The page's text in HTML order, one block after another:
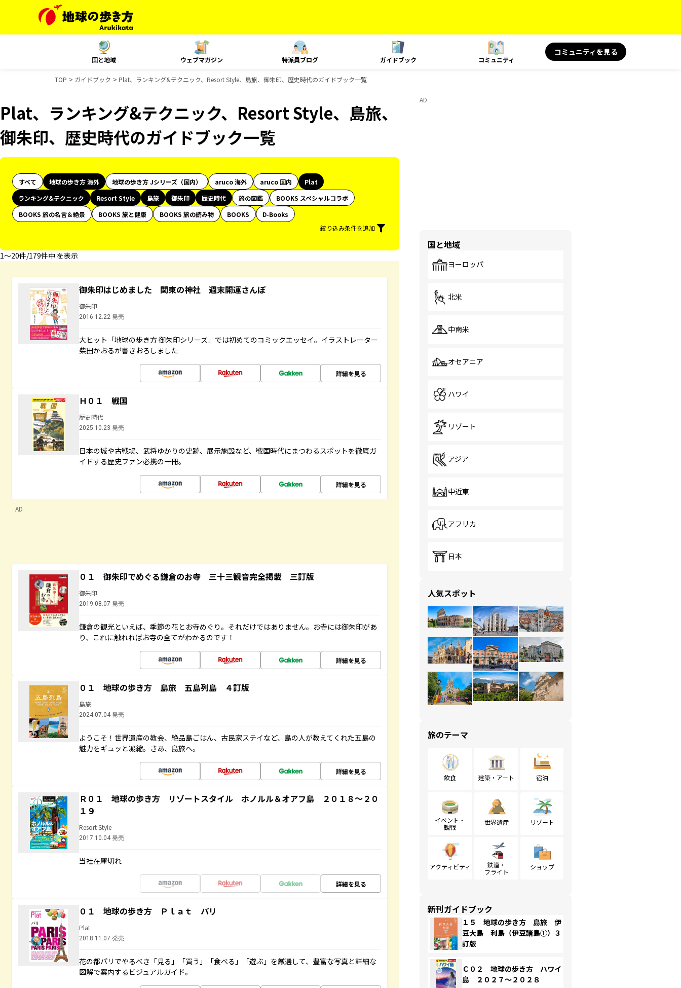
国と地域 ウェブマガジン 特派員ブログ ガイドブック コミュニティ
コミュニティを見る
TOP ガイドブック Plat、ランキング&テクニック、Resort Style、島旅、御朱印、歴史時代のガイドブック一覧
Plat、ランキング&テクニック、Resort Style、島旅、
御朱印、歴史時代のガイドブック一覧
すべて 地球の歩き方 海外 地球の歩き方 Jシリーズ（国内） aruco 海外 aruco 国内
Plat
ランキング&テクニック
Resort Style 島旅 御朱印 歴史時代 旅の図鑑
BOOKS スペシャルコラボ
BOOKS 旅の名言＆絶景
BOOKS 旅と健康 BOOKS 旅の読み物 BOOKS
D-Books
絞り込み条件を追加
1〜20件/179件中 を表示
御朱印はじめました 関東の神社 週末開運さんぽ
御朱印
2016.12.22 発売
大ヒット「地球の歩き方 御朱印シリーズ」では初めてのコミックエッセイ。イラストレーター
柴田かおるが書きおろしました
詳細を見る
Ｈ０１ 戦国
歴史時代
2025.10.23 発売
日本の城や古戦場、武将ゆかりの史跡、展示施設など、戦国時代にまつわるスポットを徹底ガ
イドする歴史ファン必携の一冊。
詳細を見る
AD
０１ 御朱印でめぐる鎌倉のお寺 三十三観音完全掲載 三訂版
御朱印
2019.08.07 発売
鎌倉の観光といえば、季節の花とお寺めぐり。それだけではありません。お寺には御朱印があ
り、これに触れればお寺の全てがわかるのです！
詳細を見る
０１ 地球の歩き方 島旅 五島列島 ４訂版
島旅
2024.07.04 発売
ようこそ！世界遺産の教会、絶品島ごはん、古民家ステイなど、島の人が教えてくれた五島の
魅力をギュッと凝縮。さあ、島旅へ。
詳細を見る
Ｒ０１ 地球の歩き方 リゾートスタイル ホノルル＆オアフ島 ２０１８～２０
１９
Resort Style
2017.10.04 発売
当社在庫切れ
詳細を見る
０１ 地球の歩き方 Ｐｌａｔ パリ
Plat
2018.11.07 発売
花の都パリでやるべき「見る」「買う」「食べる」「遊ぶ」を厳選して、豊富な写真と詳細な
図解で案内するビジュアルガイド。
AD
国と地域
ヨーロッパ
北米
中南米
オセアニア
ハワイ
リゾート
アジア
中近東
アフリカ
日本
人気スポット
旅のテーマ
飲食 建築・アート 宿泊
イベント・
観戦
世界遺産 リゾート
アクティビティ
鉄道・
フライト
ショップ
新刊ガイドブック
１５ 地球の歩き方 島旅 伊
豆大島 利島（伊豆諸島①）３
訂版
Ｃ０２ 地球の歩き方 ハワイ
島 ２０２７～２０２８